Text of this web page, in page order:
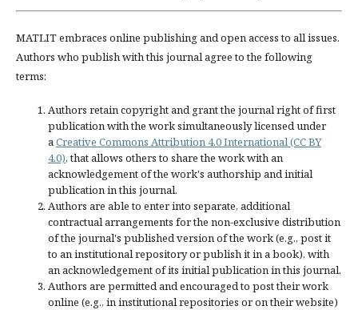
MATLIT embraces online publishing and open access to all issues.
Authors who publish with this journal agree to the following
terms:
Authors retain copyright and grant the journal right of first
publication with the work simultaneously licensed under
aCreative Commons Attribution 4.0 International (CC BY
4.0), that allows others to share the work with an
acknowledgement of the work's authorship and initial
publication in this journal.
Authors are able to enter into separate, additional
contractual arrangements for the non-exclusive distribution
of the journal's published version of the work (e.g., post it
to an institutional repository or publish it in a book), with
an acknowledgement of its initial publication in this journal.
Authors are permitted and encouraged to post their work
online (e.g., in institutional repositories or on their website)